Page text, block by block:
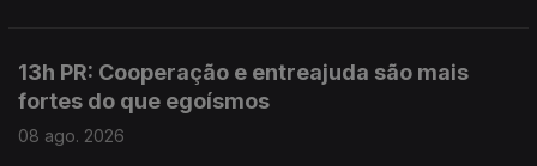
13h PR: Cooperação e entreajuda são mais
fortes do que egoísmos
08 ago. 2026